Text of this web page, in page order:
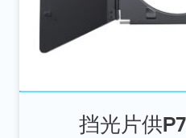
挡光片供